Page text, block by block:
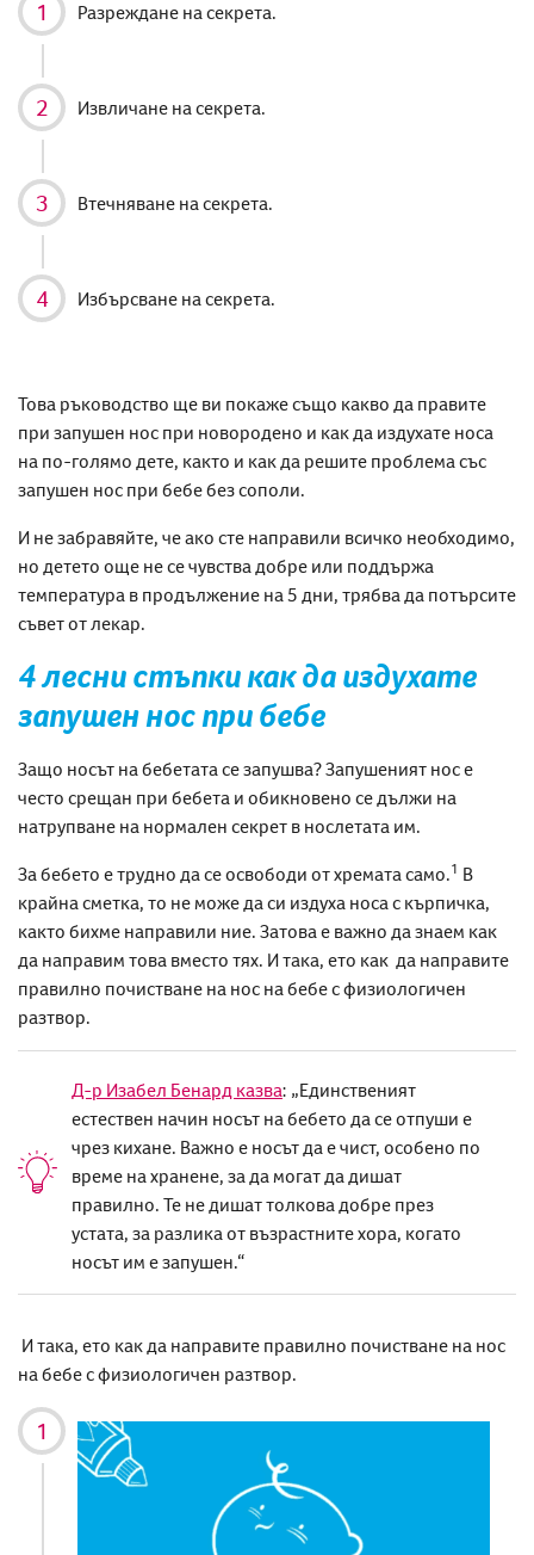
Разреждане на секрета.
Извличане на секрета.
Втечняване на секрета.
Избърсване на секрета.
Това ръководство ще ви покаже също какво да правите
при запушен нос при новородено и как да издухате носа
на по-голямо дете, както и как да решите проблема със
запушен нос при бебе без сополи.
И не забравяйте, чеако сте направили всичко необходимо,
но детето още не се чувства добре или поддържа
температура в продължение на 5 дни, трябва да потърсите
съвет отлекар.
4 лесни стъпки как да издухате
запушенноспри бебе
Защо носът на бебетата се запушва?Запушеният нос е
често срещан при бебета и обикновено се дължи на
натрупване на нормален секрет в нослетата им.
За бебето е трудно да се освободи от хремата само.1 В
крайна сметка, то не може да си издуха носа с кърпичка,
както бихме направили ние. Затова е важно да знаем как
да направим това вместо тях. И така, ето как да направите
правилно почистване на нос на бебе с физиологичен
разтвор.
Д-р Изабел Бенард казва: „Единственият
естествен начин носът на бебето да се отпуши е
чрез кихане. Важно е носът да е чист, особено по
време на хранене, за да могат да дишат
правилно. Те не дишат толкова добре през
устата, за разлика от възрастните хора, когато
носът им е запушен.“
И така, ето как да направите правилно почистване на нос
на бебе с физиологичен разтвор.